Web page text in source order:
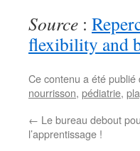
Source :
flexibility and
Ce contenu a été publié
nourrisson, pédiatrie,
← Le bureau debout
l’apprentissage !